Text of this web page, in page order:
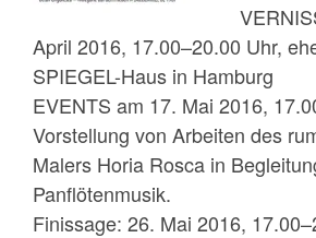
April 2016, 17.00–20.00 Uhr,
SPIEGEL-Haus in Hamburg
EVENTS am 17. Mai 2016,
Vorstellung von Arbeiten des
Malers Horia Rosca in
Panflötenmusik.
Finissage: 26. Mai 2016,